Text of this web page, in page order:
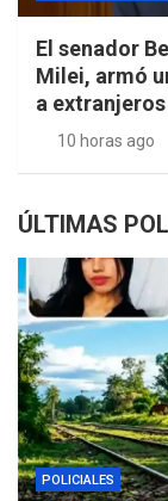
El senador
Milei, armó
a extranjeros
10 horas ago
ÚLTIMAS
POLICIALES